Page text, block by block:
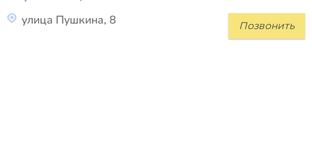
Позвонить
улица Пушкина, 8